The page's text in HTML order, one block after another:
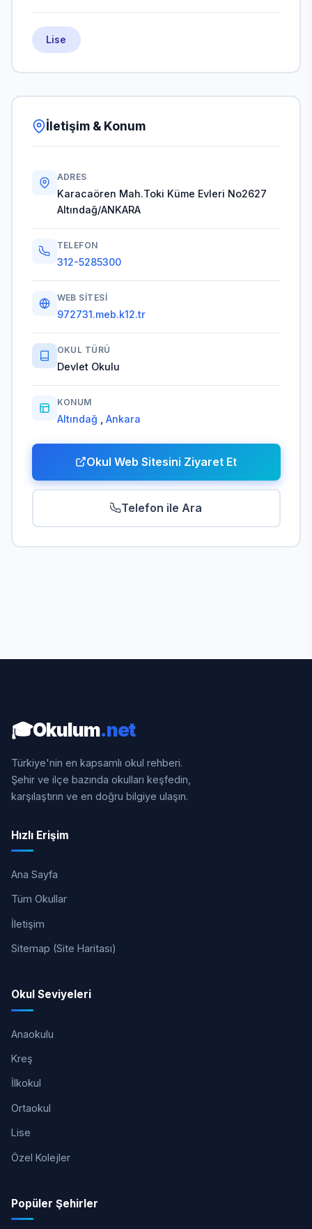
Lise
İletişim & Konum
ADRES
Karacaören Mah.Toki Küme Evleri No2627
Altındağ/ANKARA
TELEFON
312-5285300
WEB SITESI
972731.meb.k12.tr
OKUL TÜRÜ
Devlet Okulu
KONUM
Altındağ Ankara
Okul Web Sitesini Ziyaret Et
Telefon ile Ara
🎓Okulum.net
Türkiye'nin en kapsamlı okul rehberi.
Şehir ve ilçe bazında okulları keşfedin,
karşılaştırın ve en doğru bilgiye ulaşın.
Hızlı Erişim
Ana Sayfa
Tüm Okullar
İletişim
Sitemap (Site Haritası)
Okul Seviyeleri
Anaokulu
Kreş
İlkokul
Ortaokul
Lise
Özel Kolejler
Popüler Şehirler